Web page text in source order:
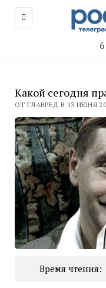
Какой сегодня
ОТ ГЛАВРЕД В 13 ИЮНЯ
Время чтения: